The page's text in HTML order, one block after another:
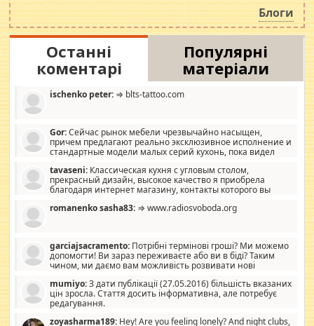
роздувається ще одна соціальна катастрофа.
Блоги
Останні
коментарі
Популярні
матеріали
ischenko peter: ⇒ blts-tattoo.com
Gor:Сейчас рынок мебели чрезвычайно насыщен,
причем предлагают реально эксклюзивное исполнение и
стандартные модели малых серий кухонь, пока видел
стандартные формы, в MebelOk, креативненько и что главное -
со вкусом все в порядке, без ненужных наворотов удорожающих
мебель, а это не последний фактор.
tavaseni: Классическая кухня с угловым столом,
прекрасный дизайн, высокое качество я приобрела
благодаря интернет магазину, контакты которого вы
romanenko sasha83: ⇒ www.radiosvoboda.org
garciajsacramento: Потрібні термінові гроші? Ми можемо
допомогти! Ви зараз переживаєте або ви в біді? Таким
чином, ми даємо вам можливість розвивати нові
допомагати людям, які намагаються дати їм шанс. Кожен
заслуговує на другий шанс, і, оскільки влада не зможе, вони
повинні приймати від інших. Для нас нема багато суми, і зрілість
mumiyo:З дати публікації (27.05.2016) більшість вказаних
цін зросла. Стаття досить інформативна, але потребує
редагування.
zoyasharma189: Hey! Are you feeling lonely? And night clubs,